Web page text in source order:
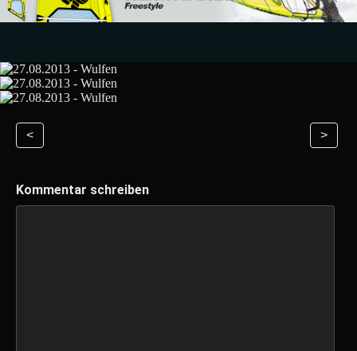
< >
Kommentar schreiben